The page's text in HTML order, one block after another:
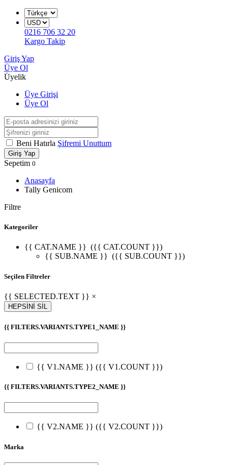
0216 706 32 20
Kargo Takip
Giriş Yap
Üye Ol
Üyelik
Üye Girişi
Üye Ol
Beni Hatırla Şifremi Unuttum
Giriş Yap
Sepetim 0
Anasayfa
Tally Genicom
Filtre
Kategoriler
{{ CAT.NAME }} ({{ CAT.COUNT }})
{{ SUB.NAME }} ({{ SUB.COUNT }})
Seçilen Filtreler
{{ SELECTED.TEXT }} ×
HEPSİNİ SİL
{{ FILTERS.VARIANTS.TYPE1_NAME }}
{{ V1.NAME }} ({{ V1.COUNT }})
{{ FILTERS.VARIANTS.TYPE2_NAME }}
{{ V2.NAME }} ({{ V2.COUNT }})
Marka